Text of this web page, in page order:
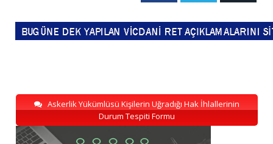
Askerlik Yükümlüsü Kişilerin Uğradığı Hak İhlallerinin
Durum Tespiti Formu